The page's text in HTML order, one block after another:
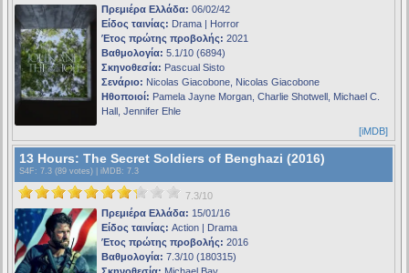
Πρεμιέρα Ελλάδα: 06/02/42
Είδος ταινίας: Drama | Horror
Έτος πρώτης προβολής: 2021
Βαθμολογία: 5.1/10 (6894)
Σκηνοθεσία: Pascual Sisto
Σενάριο: Nicolas Giacobone, Nicolas Giacobone
Ηθοποιοί: Pamela Jayne Morgan, Charlie Shotwell, Michael C.
Hall, Jennifer Ehle
[iMDB]
13 Hours: The Secret Soldiers of Benghazi (2016)
S4F : 7.3 (89 votes) | iMDB: 7.3
7.3/10
Πρεμιέρα Ελλάδα: 15/01/16
Είδος ταινίας: Action | Drama
Έτος πρώτης προβολής: 2016
Βαθμολογία: 7.3/10 (180315)